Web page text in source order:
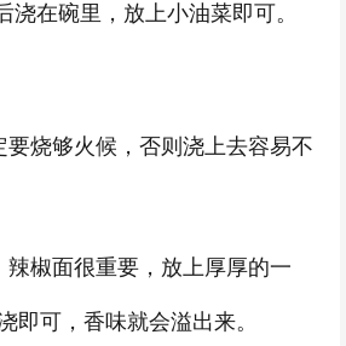
浇在碗里，放上小油菜即可。
要烧够火候，否则浇上去容易不
辣椒面很重要，放上厚厚的一
即可，香味就会溢出来。